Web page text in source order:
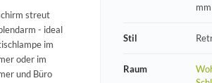
streut
- ideal
im
oder im
und Büro
mm
Stil
Raum